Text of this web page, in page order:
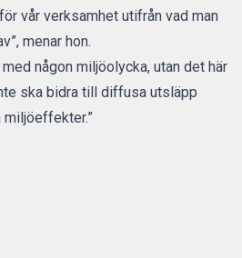
vår verksamhet utifrån vad man
menar hon.
någon miljöolycka, utan det här
ska bidra till diffusa utsläpp